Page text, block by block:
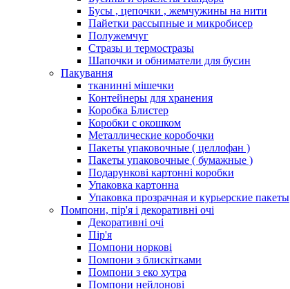
Бусы , цепочки , жемчужины на нити
Пайетки рассыпные и микробисер
Полужемчуг
Стразы и термостразы
Шапочки и обниматели для бусин
Пакування
тканинні мішечки
Контейнеры для хранения
Коробка Блистер
Коробки с окошком
Металлические коробочки
Пакеты упаковочные ( целлофан )
Пакеты упаковочные ( бумажные )
Подарункові картонні коробки
Упаковка картонна
Упаковка прозрачная и курьерские пакеты
Помпони, пір'я і декоративні очі
Декоративні очі
Пір'я
Помпони норкові
Помпони з блискітками
Помпони з еко хутра
Помпони нейлонові